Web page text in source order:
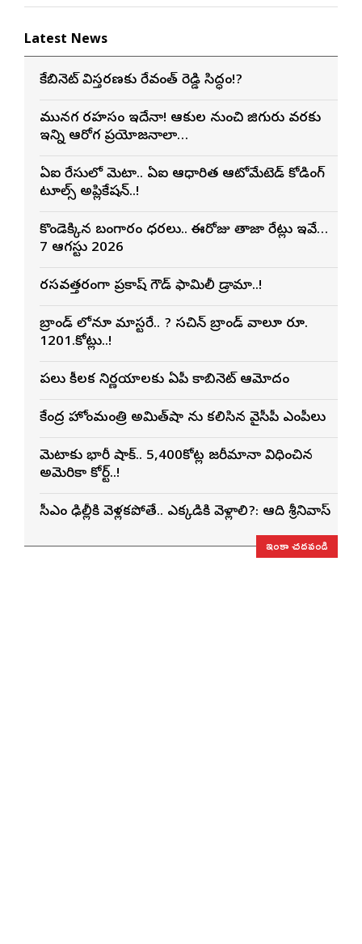
Latest News
కేబినెట్ విస్తరణకు రేవంత్ రెడ్డి సిద్ధం!?
మునగ రహస్యం ఇదేనా! ఆకుల నుంచి జిగురు వరకు
ఇన్ని ఆరోగ్య ప్రయోజనాలా…
ఏఐ రేసులో మెటా.. ఏఐ ఆధారిత ఆటోమేటెడ్ కోడింగ్
టూల్స్ అప్లికేషన్..!
కొండెక్కిన బంగారం ధరలు.. ఈరోజు తాజా రేట్లు ఇవే…
7 ఆగస్టు 2026
రసవత్తరంగా ప్రకాష్ గౌడ్ ఫ్యామిలీ డ్రామా..!
బ్రాండ్ లోనూ మాస్టరే.. ? సచిన్ బ్రాండ్ వాల్యూ రూ.
1201.కోట్లు..!
పలు కీలక నిర్ణయాలకు ఏపీ క్యాబినెట్ ఆమోదం
కేంద్ర హోంమంత్రి అమిత్‌షా ను కలిసిన వైసీపీ ఎంపీలు
మెటాకు భారీ షాక్.. 5,400కోట్ల జరీమానా విధించిన
అమెరికా కోర్ట్..!
సీఎం ఢిల్లీకి వెళ్లకపోతే.. ఎక్కడికి వెళ్లాలి?: ఆది శ్రీనివాస్
ఇంకా చదవండి